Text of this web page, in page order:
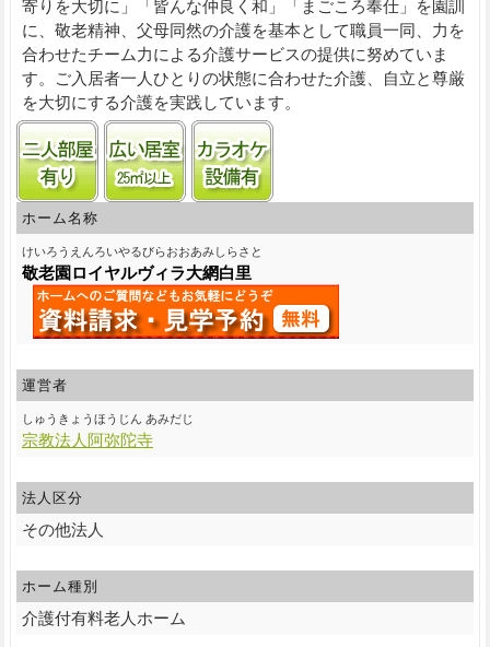
寄りを大切に」「皆んな仲良く和」「まごころ奉仕」を園訓
に、敬老精神、父母同然の介護を基本として職員一同、力を
合わせたチーム力による介護サービスの提供に努めていま
す。ご入居者一人ひとりの状態に合わせた介護、自立と尊厳
を大切にする介護を実践しています。
二人部屋あり居室25㎡以上カラオケ設備
ホーム名称
けいろうえんろいやるびらおおあみしらさと
敬老園ロイヤルヴィラ大網白里
運営者
しゅうきょうほうじん あみだじ
宗教法人阿弥陀寺
法人区分
その他法人
ホーム種別
介護付有料老人ホーム